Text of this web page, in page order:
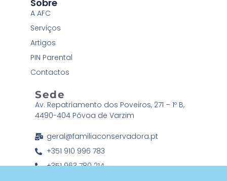
Sobre
A AFC
Serviços
Artigos
PIN Parental
Contactos
Sede
Av. Repatriamento dos Poveiros, 271 – 1º B,
4490-404 Póvoa de Varzim
geral@familiaconservadora.pt
+351 910 996 783
+351 963 780 214